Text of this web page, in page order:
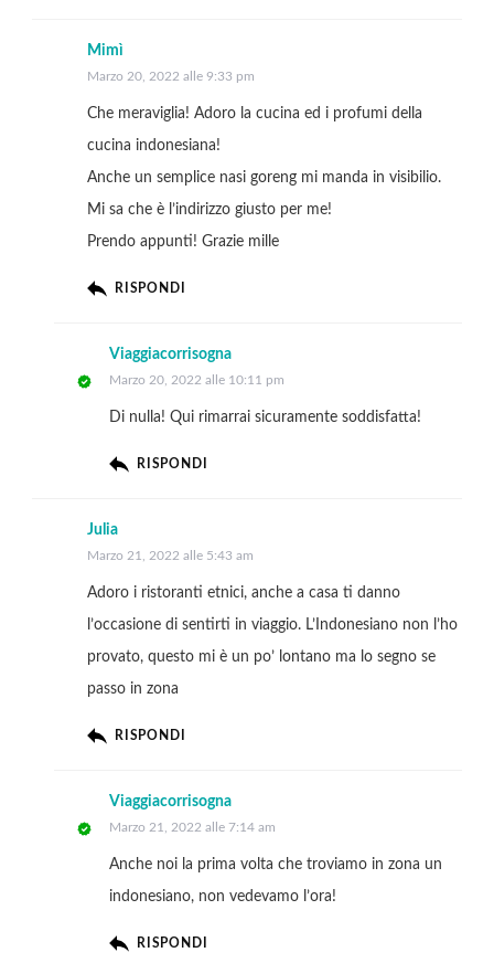
Mimì
Marzo 20, 2022 alle 9:33 pm
Che meraviglia! Adoro la cucina ed i profumi della
cucina indonesiana!
Anche un semplice nasi goreng mi manda in visibilio.
Mi sa che è l’indirizzo giusto per me!
Prendo appunti! Grazie mille
RISPONDI
Viaggiacorrisogna
Marzo 20, 2022 alle 10:11 pm
Di nulla! Qui rimarrai sicuramente soddisfatta!
RISPONDI
Julia
Marzo 21, 2022 alle 5:43 am
Adoro i ristoranti etnici, anche a casa ti danno
l’occasione di sentirti in viaggio. L’Indonesiano non l’ho
provato, questo mi è un po’ lontano ma lo segno se
passo in zona
RISPONDI
Viaggiacorrisogna
Marzo 21, 2022 alle 7:14 am
Anche noi la prima volta che troviamo in zona un
indonesiano, non vedevamo l’ora!
RISPONDI